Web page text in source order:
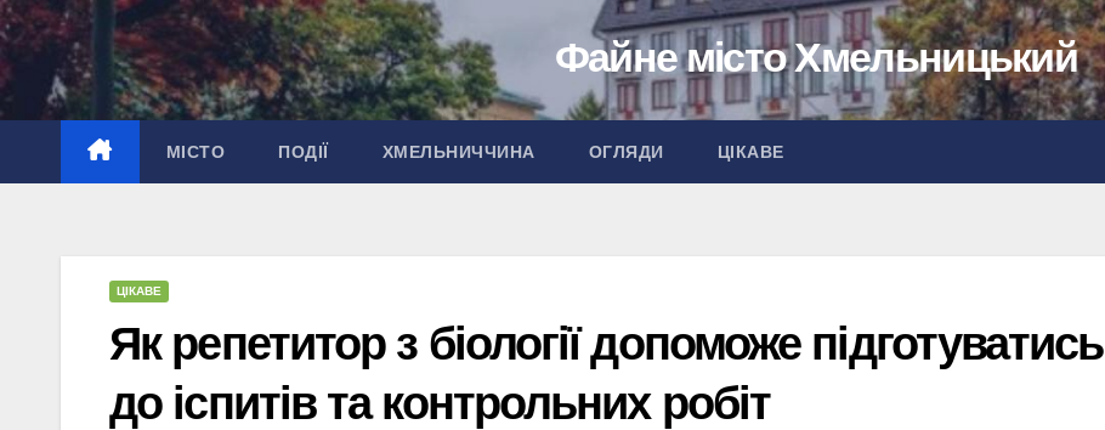
Перейти
вмісту
Файне місто Хмельницький
МІСТО ПОДІЇ ХМЕЛЬНИЧЧИНА ОГЛЯДИ ЦІКАВЕ
ЦІКАВЕ
Як репетитор з біології допоможе підготуватись
до іспитів та контрольних робіт